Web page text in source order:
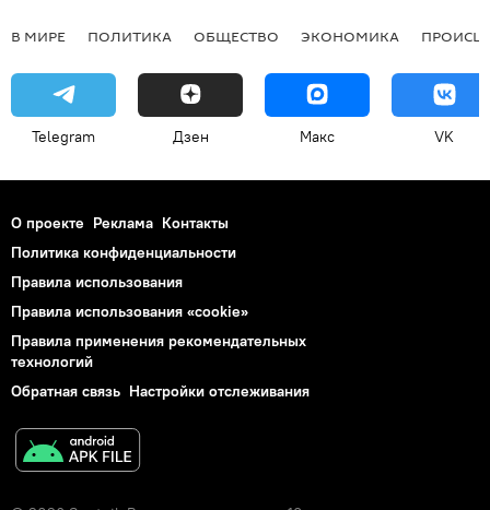
В МИРЕ ПОЛИТИКА ОБЩЕСТВО ЭКОНОМИКА
Telegram Дзен Макс VK
О проекте Реклама Контакты
Политика конфиденциальности
Правила использования
Правила использования «cookie»
Правила применения рекомендательных
технологий
Обратная связь Настройки отслеживания